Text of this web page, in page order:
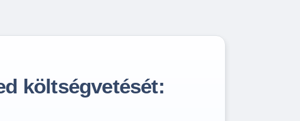
költségvetését: